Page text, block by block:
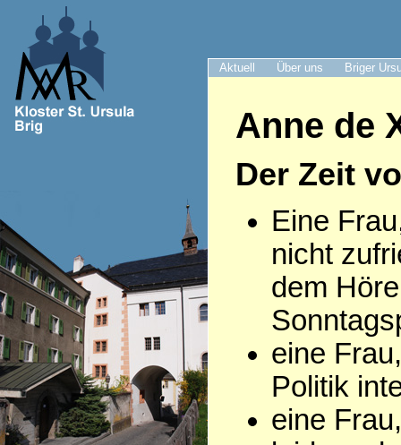
Aktuell Über uns Briger
Anne de
Der Zeit
Eine
nicht
dem
eine
Politik
eine